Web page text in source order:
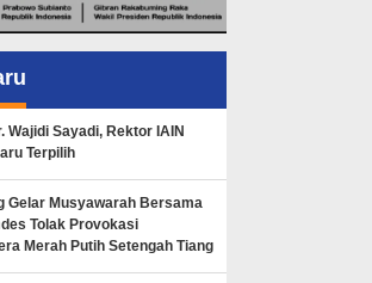
Wajidi Sayadi, Rektor IAIN
Terpilih
Gelar Musyawarah Bersama
Tolak Provokasi
Merah Putih Setengah Tiang